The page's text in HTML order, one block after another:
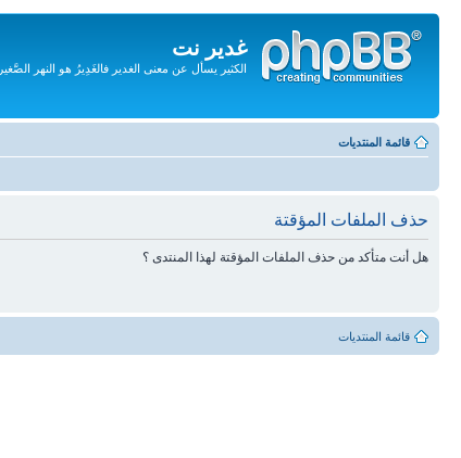
غدير نت
الكثير يسأل عن معنى الغدير فالغَدِيرُ هو النهر الصَّغير.
المحتويات
قائمة المنتديات
حذف الملفات المؤقتة
هل أنت متأكد من حذف الملفات المؤقتة لهذا المنتدى ؟
قائمة المنتديات